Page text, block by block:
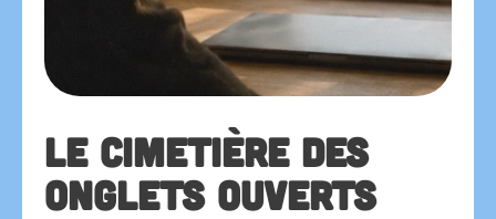
Le cimetière des
onglets ouverts